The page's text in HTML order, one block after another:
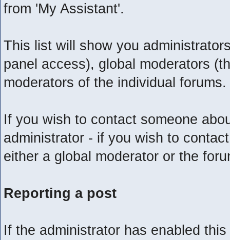
from 'My Assistant'.
This list will show you
panel access), global moderators
moderators of the individual forums.
If you wish to contact someone
administrator - if you wish to
either a global moderator or the
Reporting a post
If the administrator has enabled